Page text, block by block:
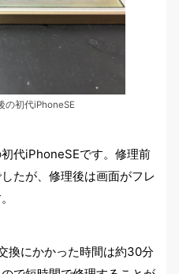
の初代iPhoneSE
代iPhoneSEです。修理前
たが、修理後は画面がフレ
換にかかった時間は約30分